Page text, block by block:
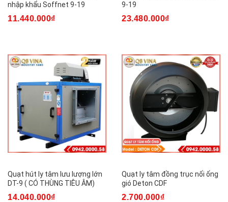
nhập khẩu Soffnet 9-19
11.440.000₫
9-19
23.480.000₫
Quạt hút ly tâm lưu lượng lớn
DT-9 ( CÓ THÙNG TIÊU ÂM)
14.040.000₫
Quạt ly tâm đồng trục nối ống
gió Deton CDF
2.700.000₫